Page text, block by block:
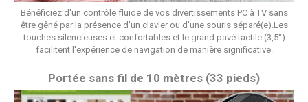
Bénéficiez d'un contrôle fluide de vos divertissements PC à TV sans
être gêné par la présence d'un clavier ou d'une souris séparé(e).Les
touches silencieuses et confortables et le grand pavé tactile (3,5")
facilitent l'expérience de navigation de manière significative.
Portée sans fil de 10 mètres (33 pieds)